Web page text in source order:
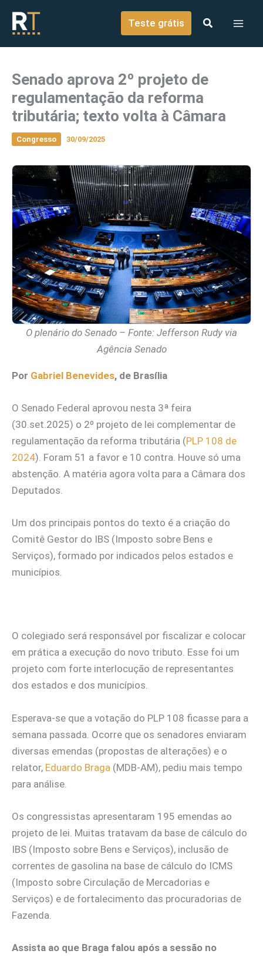
conteúdo
Teste grátis
Senado aprova 2º projeto de
regulamentação da reforma
tributária; texto volta à Câmara
Congresso 30/09/2025
O plenário do Senado – Fonte: Jefferson Rudy via
Agência Senado
Por Gabriel Benevides, de Brasília
O Senado Federal aprovou nesta 3ª feira
(30.set.2025) o 2º projeto de lei complementar de
regulamentação da reforma tributária (PLP 108 de
2024). Foram 51 a favor e 10 contra. Houve só uma
abstenção. A matéria agora volta para a Câmara dos
Deputados.
Um dos principais pontos do texto é a criação do
Comitê Gestor do IBS (Imposto sobre Bens e
Serviços), formado por indicados pelos estados e
municípios.
O colegiado será responsável por fiscalizar e colocar
em prática a execução do novo tributo. Esse foi um
projeto com forte interlocução de representantes
dos estados e dos municípios.
Esperava-se que a votação do PLP 108 ficasse para a
semana passada. Ocorre que os senadores enviaram
diversas emendas (propostas de alterações) e o
relator, Eduardo Braga (MDB-AM), pediu mais tempo
para análise.
Os congressistas apresentaram 195 emendas ao
projeto de lei. Muitas tratavam da base de cálculo do
IBS (Imposto sobre Bens e Serviços), inclusão de
correntes de gasolina na base de cálculo do ICMS
(Imposto sobre Circulação de Mercadorias e
Serviços) e de fortalecimento das procuradorias de
Fazenda.
Assista ao que Braga falou após a sessão no